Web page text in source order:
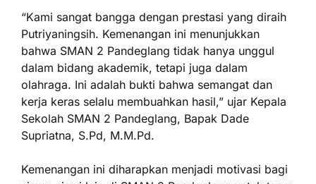
“Kami sangat bangga dengan prestasi yang diraih
Putriyaningsih. Kemenangan ini menunjukkan
bahwa SMAN 2 Pandeglang tidak hanya unggul
dalam bidang akademik, tetapi juga dalam
olahraga. Ini adalah bukti bahwa semangat dan
kerja keras selalu membuahkan hasil,” ujar Kepala
Sekolah SMAN 2 Pandeglang, Bapak Dade
Supriatna, S.Pd, M.M.Pd.
Kemenangan ini diharapkan menjadi motivasi bagi